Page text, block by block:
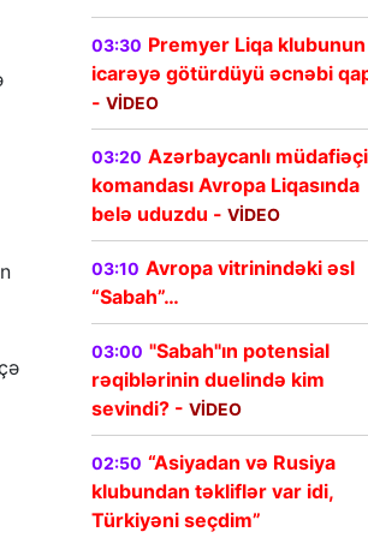
03:30 Premyer Liqa klubunun
icarəyə götürdüyü əcnəbi
- VİDEO
03:20 Azərbaycanlı
komandası Avropa Liqasında
belə uduzdu - VİDEO
03:10 Avropa vitrinindəki əsl
“Sabah”…
03:00 "Sabah"ın potensial
rəqiblərinin duelində kim
sevindi? - VİDEO
02:50 “Asiyadan və Rusiya
klubundan təkliflər var idi,
Türkiyəni seçdim”